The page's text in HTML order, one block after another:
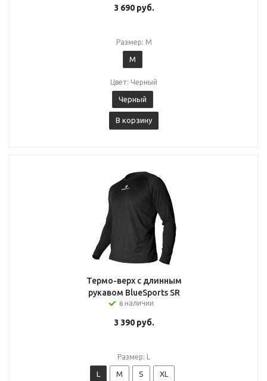
3 690руб.
Размер: M
M
Цвет: Черный
Черный
В корзину
Термо-верх с длинным
рукавом BlueSports SR
в наличии
3 390руб.
Размер: L
L M S XL